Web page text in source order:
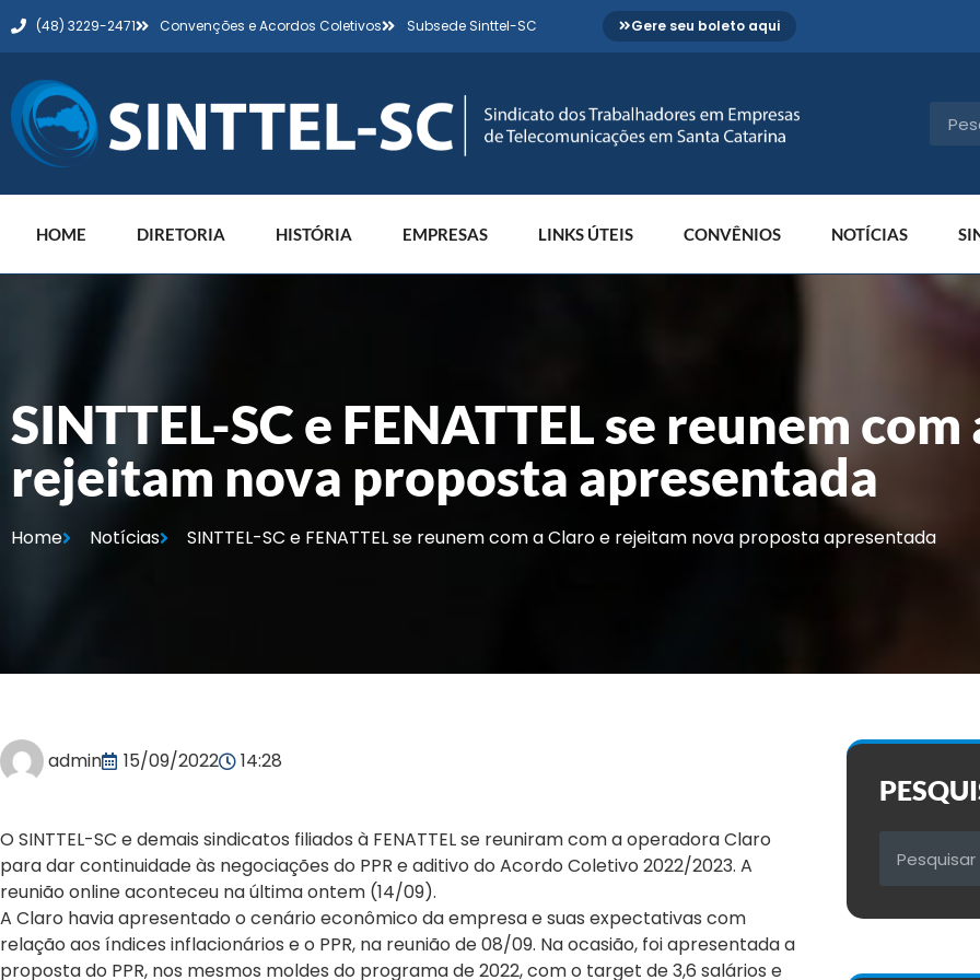
(48) 3229-2471 Convenções e Acordos Coletivos Subsede Sinttel-SC Gere seu boleto aqui
HOME DIRETORIA HISTÓRIA EMPRESAS LINKS ÚTEIS CONVÊNIOS NOTÍCIAS
SINTTEL-SC e FENATTEL se reunem
rejeitam nova proposta apresentada
Home Notícias SINTTEL-SC e FENATTEL se reunem com a Claro e rejeitam nova proposta apresentada
admin 15/09/2022 14:28
O SINTTEL-SC e demais sindicatos filiados à FENATTEL se reuniram com a operadora Claro
para dar continuidade às negociações do PPR e aditivo do Acordo Coletivo 2022/2023. A
reunião online aconteceu na última ontem (14/09).
A Claro havia apresentado o cenário econômico da empresa e suas expectativas com
relação aos índices inflacionários e o PPR, na reunião de 08/09. Na ocasião, foi apresentada a
proposta do PPR, nos mesmos moldes do programa de 2022, com o target de 3,6 salários e